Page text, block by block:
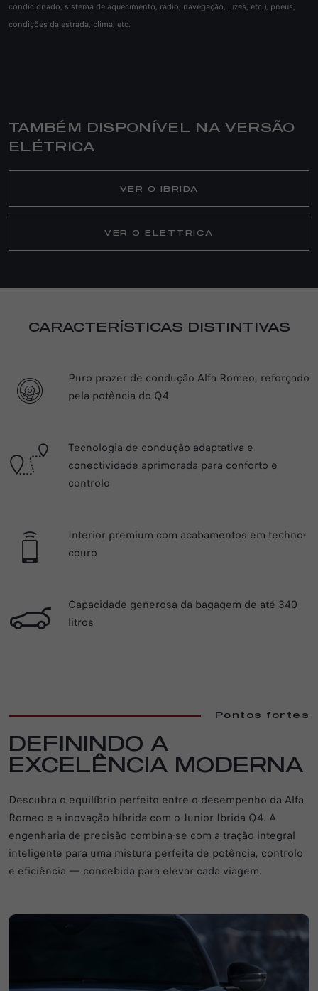
condicionado, sistema de aquecimento, rádio, navegação, luzes, etc.), pneus,
condições da estrada, clima, etc.
TAMBÉM DISPONÍVEL NA VERSÃO
ELÉTRICA
VER O IBRIDA
VER O ELETTRICA
CARACTERÍSTICAS DISTINTIVAS
Puro prazer de condução Alfa Romeo, reforçado
pela potência do Q4
Tecnologia de condução adaptativa e
conectividade aprimorada para conforto e
controlo
Interior premium com acabamentos em techno-
couro
Capacidade generosa da bagagem de até 340
litros
Pontos fortes
DEFININDO A
EXCELÊNCIA MODERNA
Descubra o equilíbrio perfeito entre o desempenho da Alfa
Romeo e a inovação híbrida com o Junior Ibrida Q4. A
engenharia de precisão combina-se com a tração integral
inteligente para uma mistura perfeita de potência, controlo
e eficiência — concebida para elevar cada viagem.